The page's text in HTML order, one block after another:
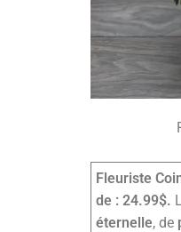
Fleuriste
de : 24.99$.
éternelle, de